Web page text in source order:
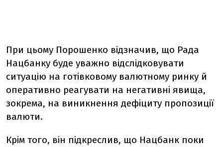
При цьому Порошенко відзначив, що Рада
Нацбанку буде уважно відслідковувати
ситуацію на готівковому валютному ринку й
оперативно реагувати на негативні явища,
зокрема, на виникнення дефіциту пропозиції
валюти.
Крім того, він підкреслив, що Нацбанк поки